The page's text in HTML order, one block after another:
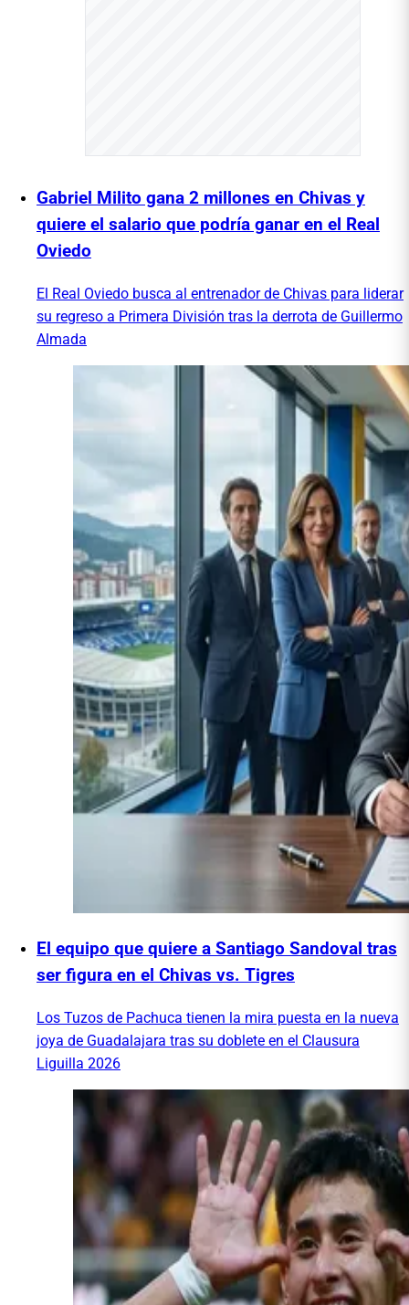
Gabriel Milito gana 2 millones en Chivas y
quiere el salario que podría ganar en el Real
Oviedo
El Real Oviedo busca al entrenador de Chivas para liderar
su regreso a Primera División tras la derrota de Guillermo
Almada
El equipo que quiere a Santiago Sandoval tras
ser figura en el Chivas vs. Tigres
Los Tuzos de Pachuca tienen la mira puesta en la nueva
joya de Guadalajara tras su doblete en el Clausura
Liguilla 2026